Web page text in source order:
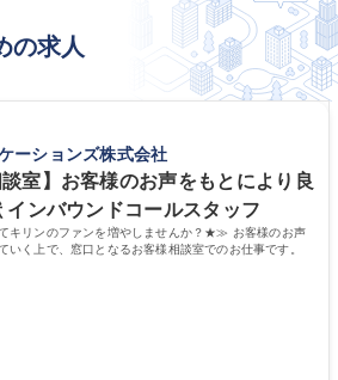
の求人
ーションズ株式会社
室】お客様のお声をもとにより良
インバウンドコールスタッフ
キリンのファンを増やしませんか？★≫ お客様のお声
いく上で、窓口となるお客様相談室でのお仕事です。